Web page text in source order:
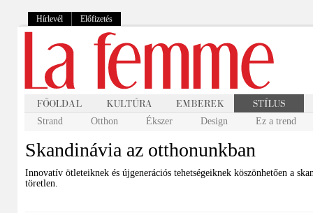
Hírlevél Előfizetés
Strand Otthon Ékszer Design Ez a trend
Skandinávia az otthonunkban
Innovatív ötleteiknek és újgenerációs tehetségeiknek köszönhetően a
töretlen.